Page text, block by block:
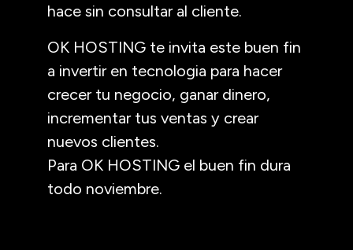
hace sin consultar al cliente.
OK HOSTING te invita este buen fin
a invertir en tecnologia para hacer
crecer tu negocio, ganar dinero,
incrementar tus ventas y crear
nuevos clientes.
Para OK HOSTING el buen fin dura
todo noviembre.